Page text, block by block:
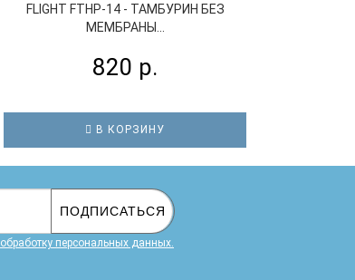
FLIGHT FTHP-14 - ТАМБУРИН БЕЗ
МЕМБРАНЫ...
820 р.
В КОРЗИНУ
ПОДПИСАТЬСЯ
обработку персональных данных.